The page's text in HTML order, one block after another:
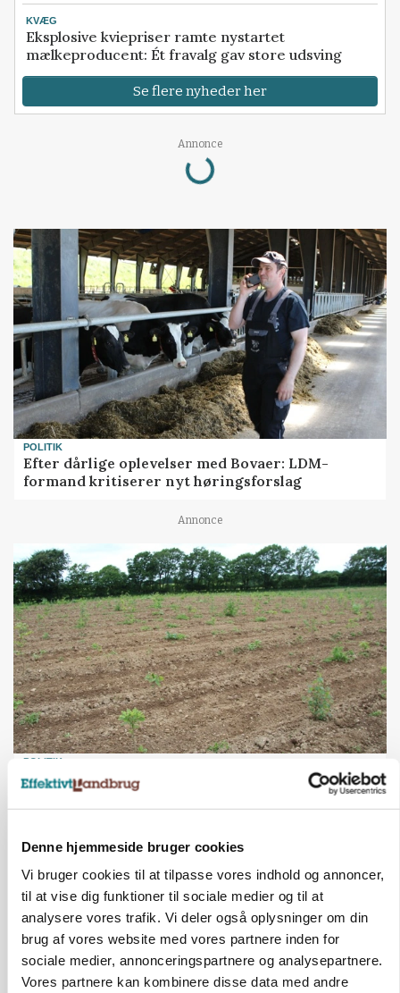
Denne hjemmeside bruger cookies
Vi bruger cookies til at tilpasse vores indhold og annoncer,
til at vise dig funktioner til sociale medier og til at
analysere vores trafik. Vi deler også oplysninger om din
brug af vores website med vores partnere inden for
sociale medier, annonceringspartnere og analysepartnere.
Vores partnere kan kombinere disse data med andre
KVÆG
Eksplosive kviepriser ramte nystartet
mælkeproducent: Ét fravalg gav store udsving
Se flere nyheder her
Annonce
Loading...
POLITIK
Efter dårlige oplevelser med Bovaer: LDM-
formand kritiserer nyt høringsforslag
Annonce
POLITIK
Forud for ny kvælstoflov: Blot ét trepartsprojekt
færdigt i juli
KULTUR
Økologien står svagest på landet
Loading...